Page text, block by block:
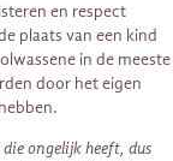
en respect
plaats van een kind
in de meeste
door het eigen
ongelijk heeft, dus